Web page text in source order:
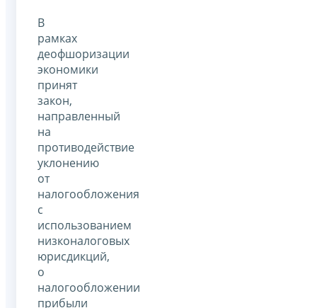
В
рамках
деофшоризации
экономики
принят
закон,
направленный
на
противодействие
уклонению
от
налогообложения
с
использованием
низконалоговых
юрисдикций,
о
налогообложении
прибыли